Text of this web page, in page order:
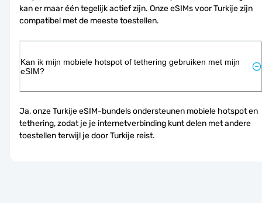
kan er maar één tegelijk actief zijn. Onze eSIMs voor Turkije zijn
compatibel met de meeste toestellen.
Kan ik mijn mobiele hotspot of tethering gebruiken met mijn
eSIM?
Ja, onze Turkije eSIM-bundels ondersteunen mobiele hotspot en
tethering, zodat je je internetverbinding kunt delen met andere
toestellen terwijl je door Turkije reist.